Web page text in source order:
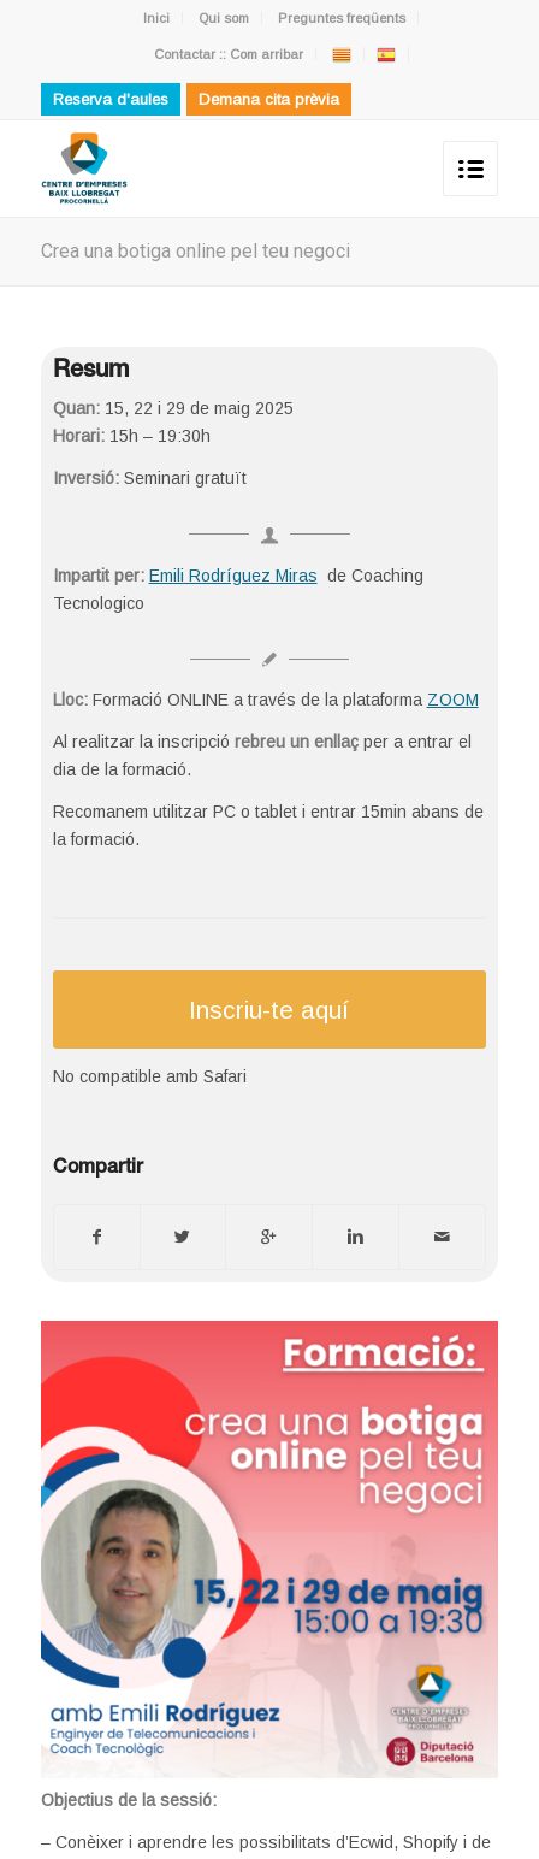
Inici Qui som Preguntes freqüents
Contactar :: Com arribar
Reserva d'aules Demana cita prèvia
Crea una botiga online pel teu negoci
Resum
Quan:15, 22 i 29 de maig 2025
Horari:15h – 19:30h
Inversió: Seminari gratuït
Impartit per: Emili Rodríguez Miras de Coaching
Tecnologico
Lloc:Formació ONLINE a través de la plataforma ZOOM
Al realitzar la inscripció rebreu un enllaçper a entrar el
dia de la formació.
Recomanem utilitzar PC o tablet i entrar 15min abans de
la formació.
Inscriu-te aquí
No compatible amb Safari
Compartir
Objectius de la sessió:
– Conèixer i aprendre les possibilitats d’Ecwid, Shopify i de